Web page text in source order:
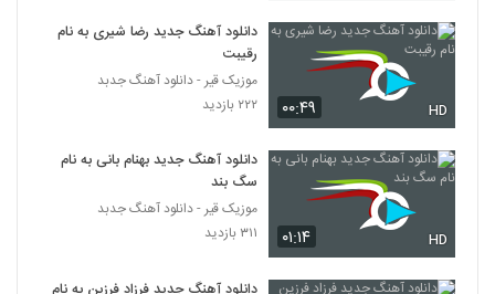
موزیک زیبای به جز تو از محمد نجم
۷۷۸ بازدید
محمد نجم آهنگ ایده آل
923
Mohammad Nasiri Royaye Eshgh
۰۰:۴۹ HD
دانلود آهنگ جدید رضا شیری به نام
رقیبت
موزیک قیر - دانلود آهنگ جدبد
۲۲۲ بازدید
۰۱:۱۴ HD
دانلود آهنگ جدید بهنام بانی به نام
سگ بند
موزیک قیر - دانلود آهنگ جدبد
۳۱۱ بازدید